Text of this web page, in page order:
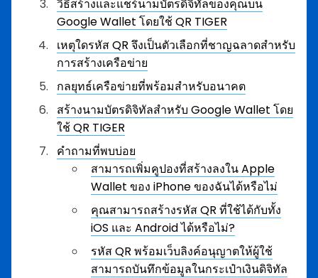
วิธีสร้างและแชร์นามบัตรดิจิทัลของคุณบน
Google Wallet โดยใช้ QR TIGER
เหตุใดรหัส QR จึงเป็นตัวเลือกที่ชาญฉลาดสำหรับ
การสร้างเครือข่าย
กลยุทธ์เครือข่ายที่พร้อมสำหรับอนาคต
สร้างนามบัตรดิจิทัลสำหรับ Google Wallet โดย
ใช้ QR TIGER
คำถามที่พบบ่อย
สามารถเพิ่มคูปองที่สร้างลงใน Apple
Wallet ของ iPhone ของฉันได้หรือไม่
คุณสามารถสร้างรหัส QR ที่ใช้ได้กับทั้ง
iOS และ Android ได้หรือไม่?
รหัส QR พร้อมเว็บลิงค์อนุญาตให้ผู้ใช้
สามารถบันทึกข้อมูลในกระเป๋าเงินดิจิทัล